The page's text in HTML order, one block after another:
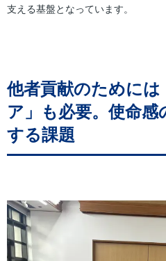
支える基盤となっています。
他者貢献のために
ア」も必要。使命
する課題